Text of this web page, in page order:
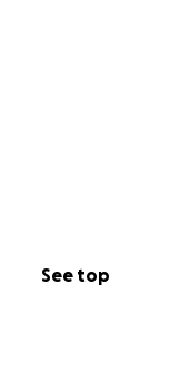
See top